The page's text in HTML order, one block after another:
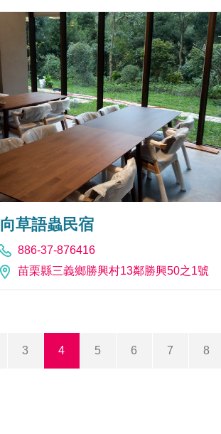
向草語蟲民宿
886-37-876416
苗栗縣三義鄉勝興村13鄰勝興50之1號
3 4 5 6 7 8